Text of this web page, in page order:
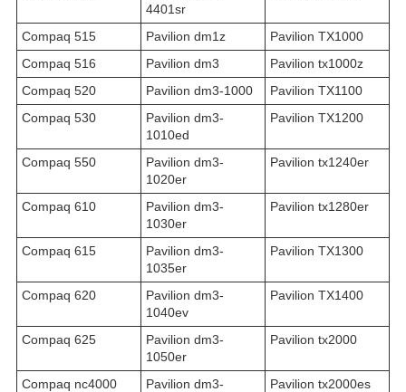
4401sr
Compaq 515 Pavilion dm1z
Pavilion TX1000
Compaq 516
Pavilion dm3
Pavilion tx1000z
Compaq 520
Pavilion dm3-1000
Pavilion TX1100
Compaq 530
Pavilion dm3-
1010ed
Pavilion TX1200
Compaq 550
Pavilion dm3-
1020er
Pavilion tx1240er
Compaq 610
Pavilion dm3-
1030er
Pavilion tx1280er
Compaq 615
Pavilion dm3-
1035er
Pavilion TX1300
Compaq 620
Pavilion dm3-
1040ev
Pavilion TX1400
Compaq 625
Pavilion dm3-
1050er
Pavilion tx2000
Compaq nc4000
Pavilion dm3-
Pavilion tx2000es